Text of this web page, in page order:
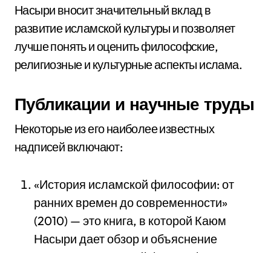
Насыри вносит значительный вклад в
развитие исламской культуры и позволяет
лучше понять и оценить философские,
религиозные и культурные аспекты ислама.
Публикации и научные труды
Некоторые из его наиболее известных
надписей включают:
«История исламской философии: от
ранних времен до современности»
(2010) — это книга, в которой Каюм
Насыри дает обзор и объяснение